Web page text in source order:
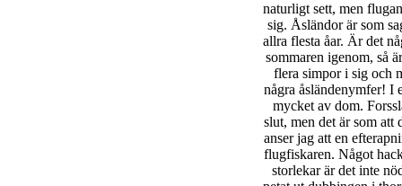
naturligt sett, men
sig. Åsländor är som
allra flesta åar. Är det
sommaren igenom, så
flera simpor i sig och
några åsländenymfer! I
mycket av dom.
slut, men det är som
anser jag att en
flugfiskaren. Något
storlekar är det inte